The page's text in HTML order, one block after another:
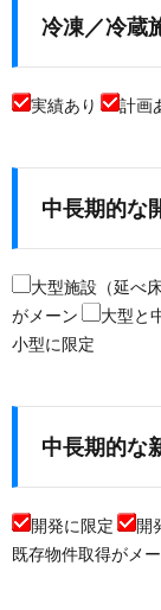
冷凍／冷蔵
実績あり 計画
中長期的な
大型施設（延べ
がメーン
大型と
小型に限定
中長期的な
開発に限定 開
既存物件取得がメ